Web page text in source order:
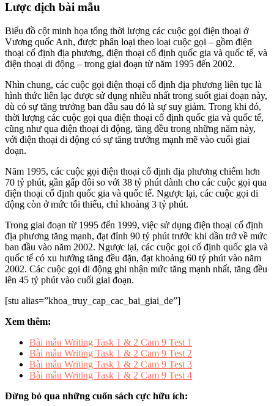
Lược dịch bài mẫu
Biểu đồ cột minh họa tổng thời lượng các cuộc gọi điện thoại ở
Vương quốc Anh, được phân loại theo loại cuộc gọi – gồm điện
thoại cố định địa phương, điện thoại cố định quốc gia và quốc tế, và
điện thoại di động – trong giai đoạn từ năm 1995 đến 2002.
Nhìn chung, các cuộc gọi điện thoại cố định địa phương liên tục là
hình thức liên lạc được sử dụng nhiều nhất trong suốt giai đoạn này,
dù có sự tăng trưởng ban đầu sau đó là sự suy giảm. Trong khi đó,
thời lượng các cuộc gọi qua điện thoại cố định quốc gia và quốc tế,
cũng như qua điện thoại di động, tăng đều trong những năm này,
với điện thoại di động có sự tăng trưởng mạnh mẽ vào cuối giai
đoạn.
Năm 1995, các cuộc gọi điện thoại cố định địa phương chiếm hơn
70 tỷ phút, gần gấp đôi so với 38 tỷ phút dành cho các cuộc gọi qua
điện thoại cố định quốc gia và quốc tế. Ngược lại, các cuộc gọi di
động còn ở mức tối thiểu, chỉ khoảng 3 tỷ phút.
Trong giai đoạn từ 1995 đến 1999, việc sử dụng điện thoại cố định
địa phương tăng mạnh, đạt đỉnh 90 tỷ phút trước khi dần trở về mức
ban đầu vào năm 2002. Ngược lại, các cuộc gọi cố định quốc gia và
quốc tế có xu hướng tăng đều đặn, đạt khoảng 60 tỷ phút vào năm
2002. Các cuộc gọi di động ghi nhận mức tăng mạnh nhất, tăng đều
lên 45 tỷ phút vào cuối giai đoạn.
[stu alias=”khoa_truy_cap_cac_bai_giai_de”]
Xem thêm:
Bài mẫu Writing Task 1 & 2 Cam 9 Test 1
Bài mẫu Writing Task 1 & 2 Cam 9 Test 2
Bài mẫu Writing Task 1 & 2 Cam 9 Test 3
Bài mẫu Writing Task 1 & 2 Cam 9 Test 4
Đừng bỏ qua những cuốn sách cực hữu ích: